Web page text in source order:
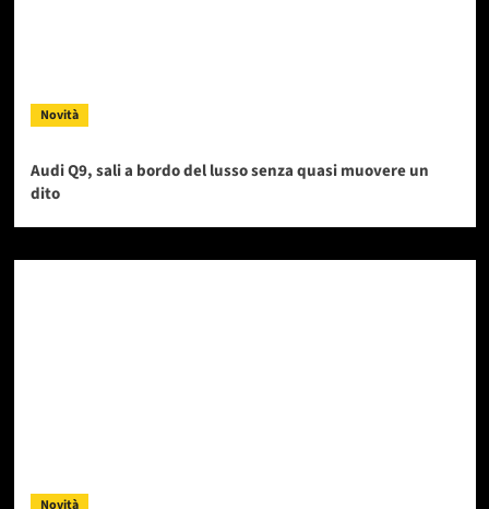
Novità
Audi Q9, sali a bordo del lusso senza quasi muovere un
dito